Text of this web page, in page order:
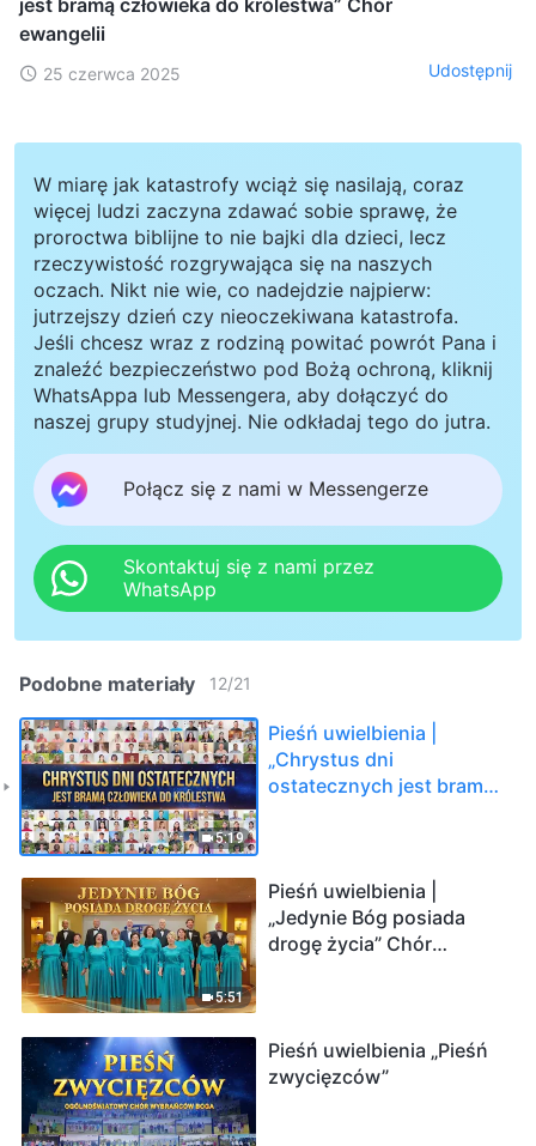
ewangelii
25 czerwca 2025 Udostępnij
W miarę jak katastrofy wciąż się nasilają, coraz
więcej ludzi zaczyna zdawać sobie sprawę, że
proroctwa biblijne to nie bajki dla dzieci, lecz
rzeczywistość rozgrywająca się na naszych
oczach. Nikt nie wie, co nadejdzie najpierw:
jutrzejszy dzień czy nieoczekiwana katastrofa.
Jeśli chcesz wraz z rodziną powitać powrót Pana i
znaleźć bezpieczeństwo pod Bożą ochroną, kliknij
WhatsAppa lub Messengera, aby dołączyć do
naszej grupy studyjnej. Nie odkładaj tego do jutra.
Połącz się z nami w Messengerze
Skontaktuj się z nami przez
WhatsApp
Podobne materiały 12/21
5:19
Pieśń uwielbienia |
„Chrystus dni
ostatecznych jest bramą
5:51
Pieśń uwielbienia |
„Jedynie Bóg posiada
drogę życia” Chór
Pieśń uwielbienia „Pieśń
zwycięzców”